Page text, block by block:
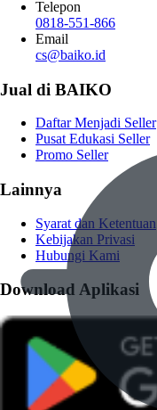
Telepon
0818-551-866
Email
cs@baiko.id
Jual di BAIKO
Daftar Menjadi Seller
Pusat Edukasi Seller
Promo Seller
Lainnya
Syarat dan Ketentuan
Kebijakan Privasi
Hubungi Kami
Download Aplikasi